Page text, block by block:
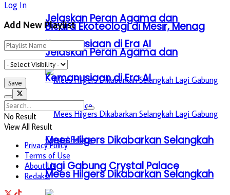
Jelaskan Peran Agama dan
Kemanusiaan di Era AI
Mees Hilgers Dikabarkan Selangkah
Lagi Gabung Crystal Palace
Bicara Ekoteologi di Mesir, Menag
Jelaskan Peran Agama dan
Kemanusiaan di Era AI
Mees Hilgers Dikabarkan Selangkah
Log In
Add New Playlist
No Result
View All Result
Privacy Policy
Terms of Use
About Us
Redaksi